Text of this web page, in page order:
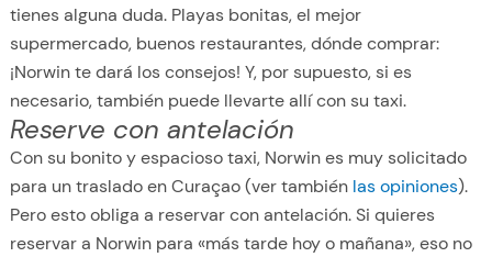
tienes alguna duda. Playas bonitas, el mejor
supermercado, buenos restaurantes, dónde comprar:
¡Norwin te dará los consejos! Y, por supuesto, si es
necesario, también puede llevarte allí con su taxi.
Reserve con antelación
Con su bonito y espacioso taxi, Norwin es muy solicitado
para un traslado en Curaçao (ver también las opiniones).
Pero esto obliga a reservar con antelación. Si quieres
reservar a Norwin para «más tarde hoy o mañana», eso no